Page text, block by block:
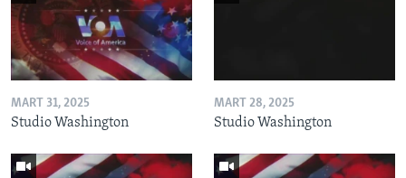
MART 31, 2025
Studio Washington
MART 28, 2025
Studio Washington